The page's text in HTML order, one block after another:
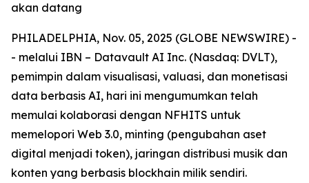
akan datang
PHILADELPHIA, Nov. 05, 2025 (GLOBE NEWSWIRE) -
- melalui IBN – Datavault AI Inc. (Nasdaq: DVLT),
pemimpin dalam visualisasi, valuasi, dan monetisasi
data berbasis AI, hari ini mengumumkan telah
memulai kolaborasi dengan NFHITS untuk
memelopori Web 3.0, minting (pengubahan aset
digital menjadi token), jaringan distribusi musik dan
konten yang berbasis blockhain milik sendiri.